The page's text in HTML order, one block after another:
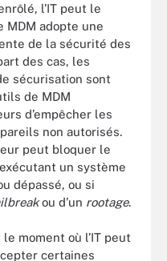
l’IT peut le
MDM adopte une
de la sécurité des
des cas, les
sécurisation sont
de MDM
d’empêcher les
non autorisés.
peut bloquer le
un système
dépassé, ou si
ou d’un rootage.
moment où l’IT peut
certaines